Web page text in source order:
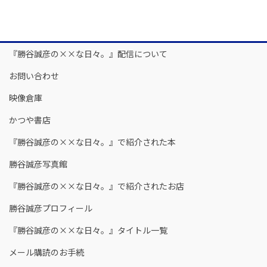
『勝谷誠彦の××な日々。』配信について
お問い合わせ
映像倉庫
かつや書店
『勝谷誠彦の××な日々。』で紹介された本
勝谷誠彦写真館
『勝谷誠彦の××な日々。』で紹介されたお店
勝谷誠彦プロフィール
『勝谷誠彦の××な日々。』タイトル一覧
メール購読のお手続